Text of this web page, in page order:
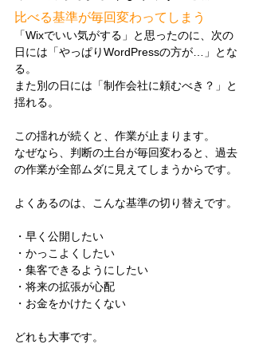
比べる基準が毎回変わってしまう
「Wixでいい気がする」と思ったのに、次の
日には「やっぱりWordPressの方が…」とな
る。
また別の日には「制作会社に頼むべき？」と
揺れる。
この揺れが続くと、作業が止まります。
なぜなら、判断の土台が毎回変わると、過去
の作業が全部ムダに見えてしまうからです。
よくあるのは、こんな基準の切り替えです。
・早く公開したい
・かっこよくしたい
・集客できるようにしたい
・将来の拡張が心配
・お金をかけたくない
どれも大事です。